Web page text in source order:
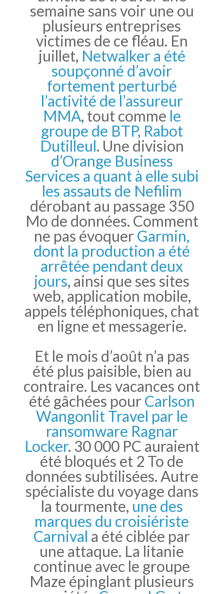
semaine sans voir une ou
plusieurs entreprises
victimes de ce fléau. En
juillet, Netwalker a été
soupçonné d’avoir
fortement perturbé
l’activité de l’assureur
MMA, tout comme le
groupe de BTP, Rabot
Dutilleul. Une division
d’Orange Business
Services a quant à elle subi
les assauts de Nefilim
dérobant au passage 350
Mo de données. Comment
ne pas évoquerGarmin,
dont la production a été
arrêtée pendant deux
jours, ainsi que ses sites
web, application mobile,
appels téléphoniques, chat
en ligne et messagerie.
Et le mois d’août n’a pas
été plus paisible, bien au
contraire. Les vacances ont
été gâchées pourCarlson
Wangonlit Travel par le
ransomware Ragnar
Locker. 30 000 PC auraient
été bloqués et 2 To de
données subtilisées. Autre
spécialiste du voyage dans
la tourmente, une des
marques du croisiériste
Carnival a été ciblée par
une attaque. La litanie
continue avec le groupe
Maze épinglant plusieurs